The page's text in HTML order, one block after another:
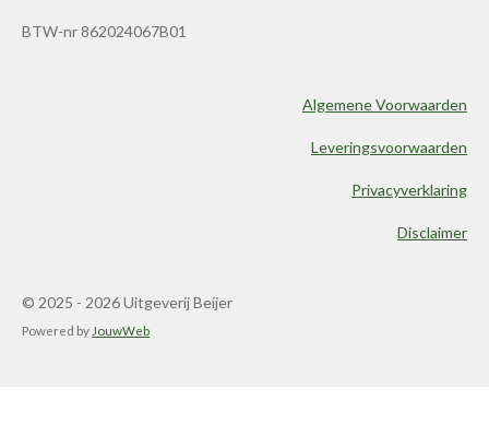
BTW-nr 862024067B01
Algemene Voorwaarden
Leveringsvoorwaarden
Privacyverklaring
Disclaimer
© 2025 - 2026 Uitgeverij Beijer
Powered by JouwWeb